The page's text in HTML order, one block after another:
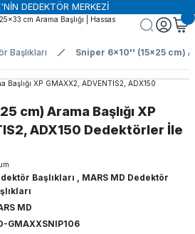
DEDEKTÖR MERKEZİ
Başlıkları Sniper 6x10'' (15x25 cm)
cm) Arama Başlığı XP
ADX150 Dedektörler İle
Başlıkları , MARS MD Dedektör
MD
GMAXXSNIP106
Dön
Dön
Güvenlik Dedektörleri
Kapı Tipi Metal Dedektörleri
X-Ray Cihazları
Bagaj ve Kargo Tarama Sistemleri
Dön
Dön
Dön